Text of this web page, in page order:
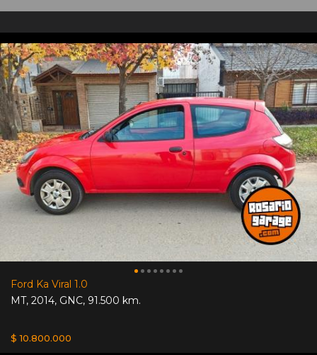
Ford Ka Viral 1.0
MT, 2014, GNC, 91.500 km.
$ 10.800.000